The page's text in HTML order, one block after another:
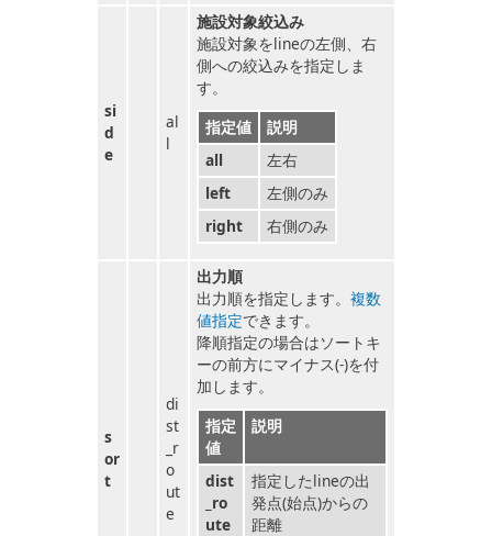
si
d
e
al
l
施設対象絞込み
施設対象をlineの左側、右
側への絞込みを指定しま
す。
指定値
説明
all
左右
left
左側のみ
right
右側のみ
s
or
t
di
st
_r
o
ut
e
出力順
出力順を指定します。 複数
値指定できます。
降順指定の場合はソートキ
ーの前方にマイナス(-)を付
加します。
指定
値
説明
dist
_ro
ute
指定したlineの出
発点(始点)からの
距離